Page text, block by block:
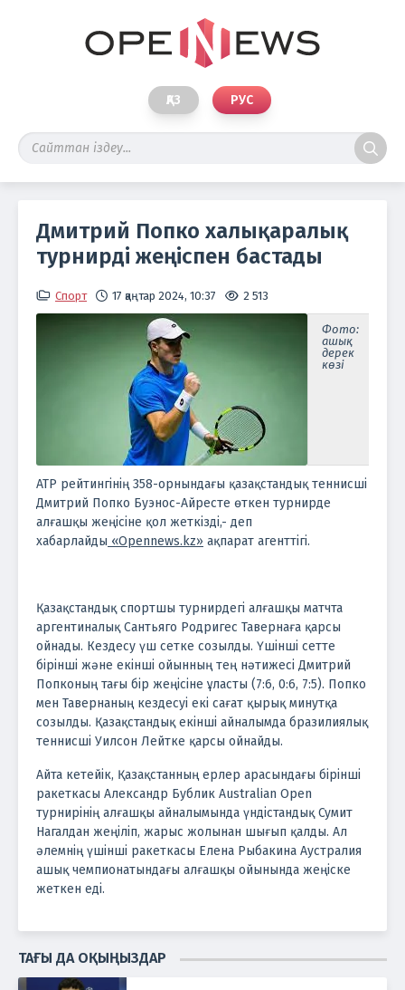
ҚАЗ РУС
Дмитрий Попко халықаралық
турнирді жеңіспен бастады
Спорт 17 қаңтар 2024, 10:37 2 513
Фото:
ашық
дерек
көзі
АТР рейтингінің 358-орнындағы қазақстандық теннисші
Дмитрий Попко Буэнос-Айресте өткен турнирде
алғашқы жеңісіне қол жеткізді,- деп
хабарлайды «Opennews.kz» ақпарат агенттігі.
Қазақстандық спортшы турнирдегі алғашқы матчта
аргентиналық Сантьяго Родригес Тавернаға қарсы
ойнады. Кездесу үш сетке созылды. Үшінші сетте
бірінші және екінші ойынның тең нәтижесі Дмитрий
Попконың тағы бір жеңісіне ұласты (7:6, 0:6, 7:5). Попко
мен Тавернаның кездесуі екі сағат қырық минутқа
созылды. Қазақстандық екінші айналымда бразилиялық
теннисші Уилсон Лейтке қарсы ойнайды.
Айта кетейік, Қазақстанның ерлер арасындағы бірінші
ракеткасы Александр Бублик Australian Open
турнирінің алғашқы айналымында үндістандық Сумит
Нагалдан жеңіліп, жарыс жолынан шығып қалды. Ал
әлемнің үшінші ракеткасы Елена Рыбакина Аустралия
ашық чемпионатындағы алғашқы ойынында жеңіске
жеткен еді.
ТАҒЫ ДА ОҚЫҢЫЗДАР